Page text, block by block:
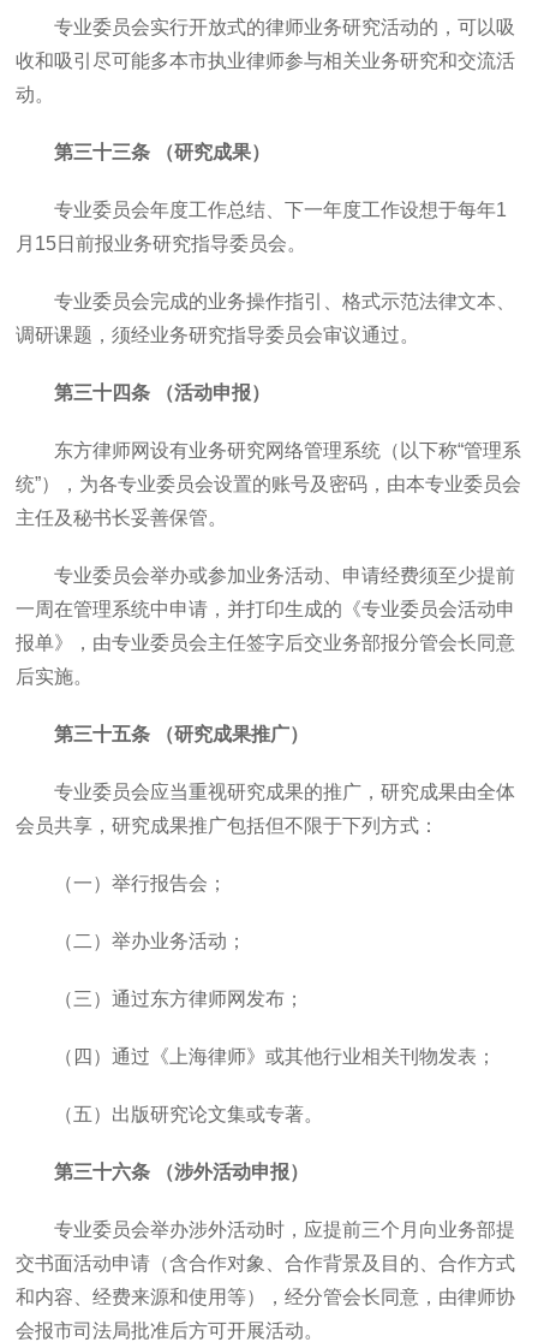
专业委员会实行开放式的律师业务研究活动的，可以吸
收和吸引尽可能多本市执业律师参与相关业务研究和交流活
动。
第三十三条 （研究成果）
专业委员会年度工作总结、下一年度工作设想于每年1
月15日前报业务研究指导委员会。
专业委员会完成的业务操作指引、格式示范法律文本、
调研课题，须经业务研究指导委员会审议通过。
第三十四条 （活动申报）
东方律师网设有业务研究网络管理系统（以下称“管理系
统”），为各专业委员会设置的账号及密码，由本专业委员会
主任及秘书长妥善保管。
专业委员会举办或参加业务活动、申请经费须至少提前
一周在管理系统中申请，并打印生成的《专业委员会活动申
报单》，由专业委员会主任签字后交业务部报分管会长同意
后实施。
第三十五条 （研究成果推广）
专业委员会应当重视研究成果的推广，研究成果由全体
会员共享，研究成果推广包括但不限于下列方式：
（一）举行报告会；
（二）举办业务活动；
（三）通过东方律师网发布；
（四）通过《上海律师》或其他行业相关刊物发表；
（五）出版研究论文集或专著。
第三十六条 （涉外活动申报）
专业委员会举办涉外活动时，应提前三个月向业务部提
交书面活动申请（含合作对象、合作背景及目的、合作方式
和内容、经费来源和使用等），经分管会长同意，由律师协
会报市司法局批准后方可开展活动。